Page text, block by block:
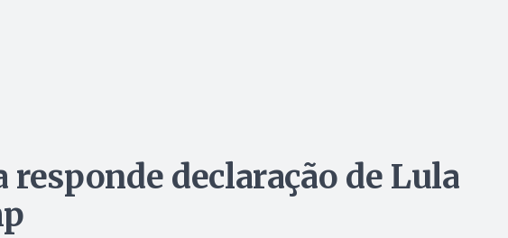
responde declaração de Lula